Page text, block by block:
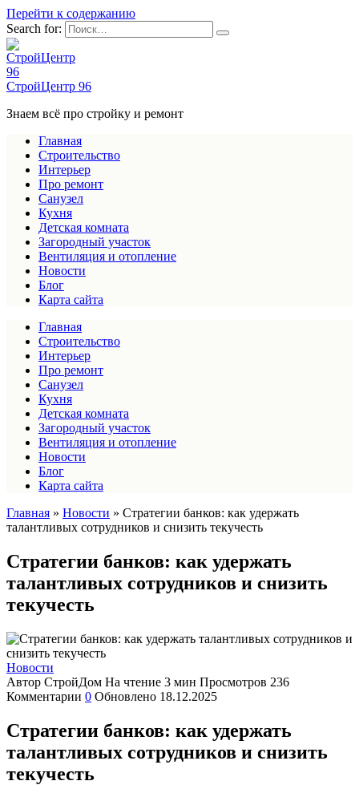
Перейти к содержанию
Search for:
СтройЦентр 96
Знаем всё про стройку и ремонт
Главная
Строительство
Интерьер
Про ремонт
Санузел
Кухня
Детская комната
Загородный участок
Вентиляция и отопление
Новости
Блог
Карта сайта
Главная
Строительство
Интерьер
Про ремонт
Санузел
Кухня
Детская комната
Загородный участок
Вентиляция и отопление
Новости
Блог
Карта сайта
Главная » Новости » Стратегии банков: как удержать
талантливых сотрудников и снизить текучесть
Стратегии банков: как удержать
талантливых сотрудников и снизить
текучесть
Новости
Автор СтройДом На чтение 3 мин Просмотров 236
Комментарии 0 Обновлено 18.12.2025
Стратегии банков: как удержать
талантливых сотрудников и снизить
текучесть